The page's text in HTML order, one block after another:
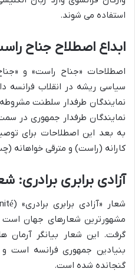
استفاده می شوند.
ابداع اصطلاح جناح
اصطلاحات «جناح راست» و
سیاسی ریشه در انقلاب فرانسه
نمایندگان طرفدار سلطنت
نمایندگان طرفدار جمهوری در
به بعد این اصطلاحات برای
کارانه (راست) و مترقی خواهانه
آزادی برابری برادری:
مشهورترین شعارهای جهان
گرفت. این شعار بیانگر آرمان
بنیادین جمهوری فرانسه است
گنجانده شده است.